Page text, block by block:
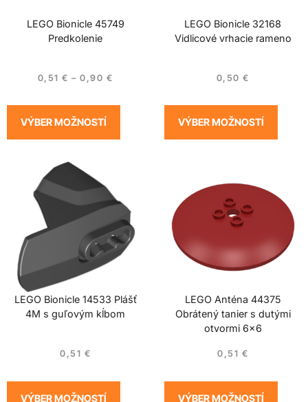
LEGO Bionicle 45749
Predkolenie
0,51€ – 0,90 €
VÝBER MOŽNOSTÍ
LEGO Bionicle 32168
Vidlicové vrhacie rameno
0,50 €
VÝBER MOŽNOSTÍ
LEGO Bionicle 14533 Plášť
4M s guľovým kĺbom
0,51 €
VÝBER MOŽNOSTÍ
LEGO Anténa 44375
Obrátený tanier s dutými
otvormi 6×6
0,51 €
VÝBER MOŽNOSTÍ